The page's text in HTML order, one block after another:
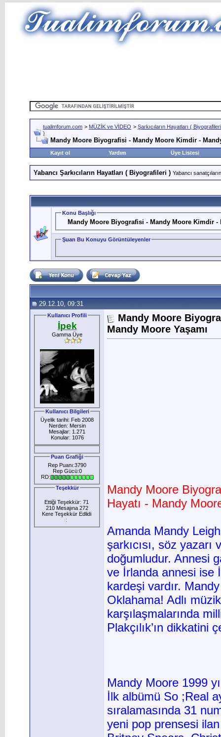
tualimforum.com > MÜZİK ve VİDEO > Şarkıcıların Hayatları (
)
Mandy Moore Biyografisi - Mandy Moore Kimdir -
Kayıt ol Yardım Üye Listesi
Yabancı Şarkıcıların Hayatları ( Biyografileri ) Yabancı
Konu Başlığı
Mandy Moore Biyografisi - Mandy Moore Kimdir -
Şuan Bu Konuyu Görüntüleyenler
29.12.10, 09:31
Kullanıcı Profili
İpek
Gamma Üye
Kullanıcı Bilgileri
Üyelik tarihi: Feb 2008
Nerden: Mersin
Mesajlar: 1.271
Konular: 1076
Puan Grafiği
Rep Puanı:3790
Rep Gücü:0
RD:
Teşekkür
Ettiği Teşekkür: 71
210 Mesajına 272
Kere Teşekkür Edlidi
:
Mandy Moore
Mandy Moore Yaşamı
Mandy Moore
Hayatı - Mandy
Amanda Mandy
şarkıcısı, söz
doğumludur. Annesi
ve İrlanda annesi ise
kardeşi vardır.
Oklahama! Adlı
karşılaşmalarında
Plakçılık’ın
Mandy Moore 1999
İlk albümü So ;Real
sıralamasında 31
yeni pop prensesi